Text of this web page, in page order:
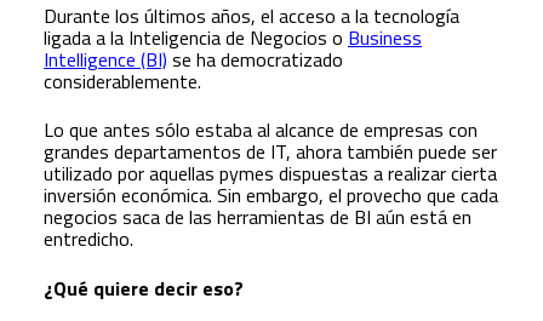
Durante los últimos años, el acceso a la tecnología
ligada a la Inteligencia de Negocios o Business
Intelligence (BI) se ha democratizado
considerablemente.
Lo que antes sólo estaba al alcance de empresas con
grandes departamentos de IT, ahora también puede ser
utilizado por aquellas pymes dispuestas a realizar cierta
inversión económica. Sin embargo, el provecho que cada
negocios saca de las herramientas de BI aún está en
entredicho.
¿Qué quiere decir eso?